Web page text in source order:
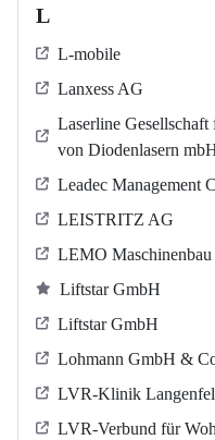
L
L-mobile
Lanxess AG
Laserline
von Diodenlasern
Leadec Management
LEISTRITZ AG
LEMO
Liftstar GmbH
Liftstar GmbH
Lohmann GmbH &
LVR-Klinik
LVR-Verbund für